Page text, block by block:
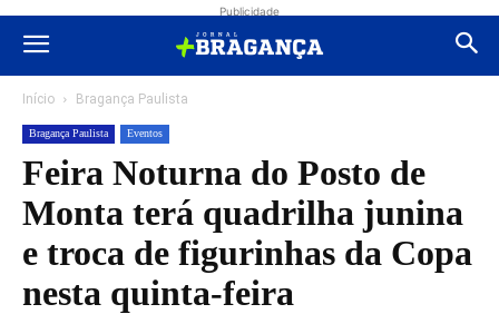
Publicidade
Início Bragança Paulista
Bragança Paulista Eventos
Feira Noturna do Posto de
Monta terá quadrilha junina
e troca de figurinhas da Copa
nesta quinta-feira